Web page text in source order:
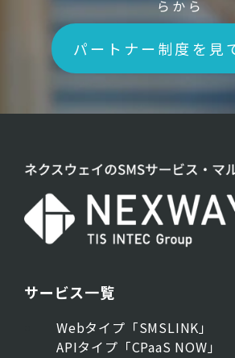
らから
パートナー制度を
サービス一覧
Webタイプ「SMSLINK」
APIタイプ「CPaaS NOW」